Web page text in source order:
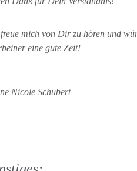
mich von Dir zu hören und
eine gute Zeit!
Nicole Schubert